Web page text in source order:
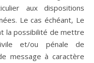
aux dispositions
Le cas échéant, Le
la possibilité de mettre
et/ou pénale de
message à caractère